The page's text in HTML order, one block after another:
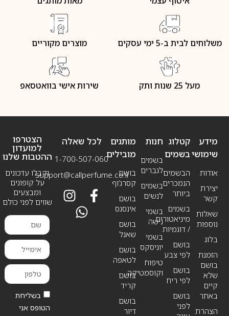
משלוחים לבית ב-5 ימי עסקים מוצרים מקוריים
מעל 25 שנות ותק שירות אישי בוואטסאפ
מידע
שימושי
אודות
יצירת
קשר
שאלות
נוספות
בלוג
הזמנת
בושם
שלא
קיים
באתר
הצהרת
חנות
בשמים
לגברים
בשמים
לנשים
בשמי
נישה
בשמי
יוניסקס
טיפוח
וקוסמטיקה
קטלוג
בשמים
הבשמים
הנמכרים
ביותר
בשמים
מיניאטורים
/ דוגמיות
בושם
לפי צבע
בושם
לפי ריח
בושם
לפני
מותגים
מובילים
בושם
קסרג’וף
בושם
אינסנס
בושם
שאנל
בושם
לטאפה
בושם
קריד
בושם
דיור
לכל שאלה
1-700-507-060
support@callperfume.co.il
הצטרפו
למועדון
ההטבות שלנו
וקבלו עדכונים
על קופונים
ומבצעים
שווים לפני כולם
בשליחת
הטופס אני